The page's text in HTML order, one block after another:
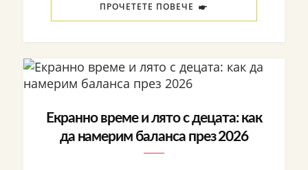
ПРОЧЕТЕТЕ ПОВЕЧЕ
Екранно време и лято с децата: как
да намерим баланса през 2026